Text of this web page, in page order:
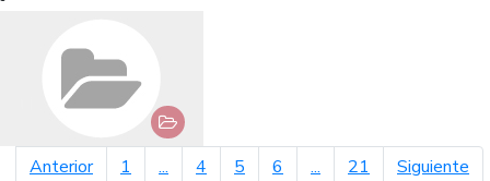
Anteriorpágina anterior
1 ... 4 5 6 ... 21 Siguiente